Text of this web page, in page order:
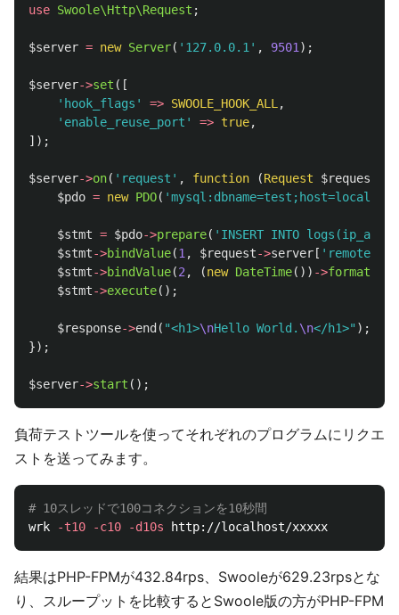
use Swoole\Http\Request ;
$server = new Server( '127.0.0.1' , 9501);
$server->set ([
'hook_flags'
=> SWOOLE_HOOK_ALL,
'enable_reuse_port'
=> true,
]);
$server->on( 'request' , function (Request $request
$pdo = new PDO(
$stmt = $pdo->prepare( 'INSERT INTO
$stmt->bindValue(1, $request->server [
$stmt->bindValue(2, (new DateTime()) ->format
$stmt->execute();
$response->end ( "<h1>\nHello World. \n</h1>" );
});
$server->start ();
負荷テストツールを使ってそれぞれのプログラムにリクエ
ストを送ってみます。
# 10スレッドで100コネクションを10秒間
wrk
-t10 -c10 -d10s
結果はPHP-FPMが432.84rps、Swooleが629.23rpsとな
り、スループットを比較するとSwoole版の方がPHP-FPM